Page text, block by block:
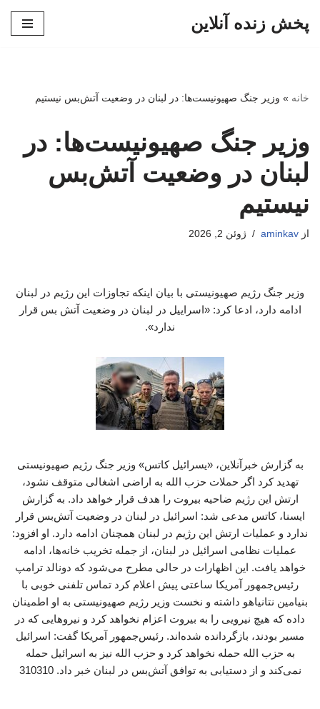
پخش زنده آنلاین
خانه » وزیر جنگ صهیونیست‌ها: در لبنان در وضعیت آتش‌بس نیستیم
وزیر جنگ صهیونیست‌ها: در
لبنان در وضعیت آتش‌بس
نیستیم
از aminkav ژوئن 2, 2026
وزیر جنگ رژیم صهیونیستی با بیان اینکه تجاوزات این رژیم در لبنان
ادامه دارد، ادعا کرد: «اسراییل در لبنان در وضعیت آتش بس قرار
ندارد».
به گزارش خبرآنلاین، «یسرائیل کاتس» وزیر جنگ رژیم صهیونیستی
تهدید کرد اگر حملات حزب ‌الله به اراضی اشغالی متوقف نشود،
ارتش این رژیم ضاحیه بیروت را هدف قرار خواهد داد. به گزارش
ایسنا، کاتس مدعی شد: اسرائیل در لبنان در وضعیت آتش‌بس قرار
ندارد و عملیات ارتش این رژیم در لبنان همچنان ادامه دارد. او افزود:
عملیات نظامی اسرائیل در لبنان، از جمله تخریب خانه‌ها، ادامه
خواهد یافت. این اظهارات در حالی مطرح می‌شود که دونالد ترامپ
رئیس‌جمهور آمریکا ساعتی پیش اعلام کرد تماس تلفنی خوبی با
بنیامین نتانیاهو داشته و نخست ‌وزیر رژیم صهیونیستی به او اطمینان
داده که هیچ نیرویی را به بیروت اعزام نخواهد کرد و نیروهایی که در
مسیر بودند، بازگردانده شده‌اند. رئیس‌جمهور آمریکا گفت: اسرائیل
به حزب ‌الله حمله نخواهد کرد و حزب‌ الله نیز به اسرائیل حمله
نمی‌کند و از دستیابی به توافق آتش‌بس در لبنان خبر داد. 310310